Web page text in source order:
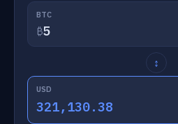
BTC
₿
↕
USD
321,130.38